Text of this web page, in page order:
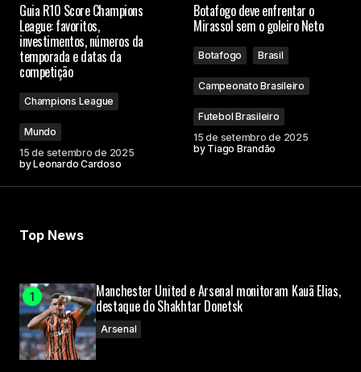
Guia R10 Score Champions
League: favoritos,
investimentos, números da
temporada e datas da
competição
Champions League
Mundo
15 de setembro de 2025
byLeonardo Cardoso
Botafogo deve enfrentar o
Mirassol sem o goleiro Neto
Botafogo Brasil
Campeonato Brasileiro
Futebol Brasileiro
15 de setembro de 2025
by Tiago Brandão
Top News
Manchester United e Arsenal monitoram Kauã Elias,
destaque do Shakhtar Donetsk
Arsenal